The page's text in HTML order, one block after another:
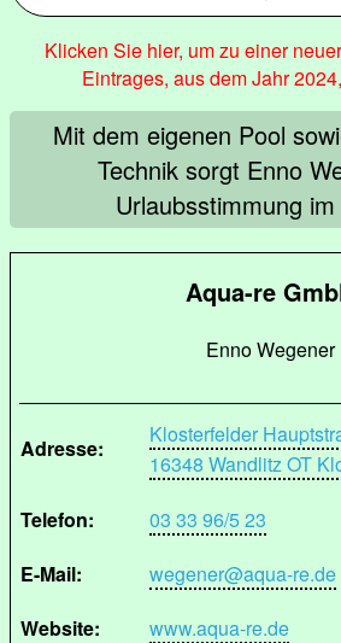
Klicken Sie hier, um zu einer
Eintrages, aus dem Jahr
Mit dem eigenen Pool
Technik sorgt Enno
Urlaubsstimmung
Aqua-re
Enno Wegener
Adresse:
Klosterfelder
16348 Wandlitz OT
Telefon:
03 33 96/5 23
E-Mail:
wegener@aqua-re.de
Website:
www.aqua-re.de